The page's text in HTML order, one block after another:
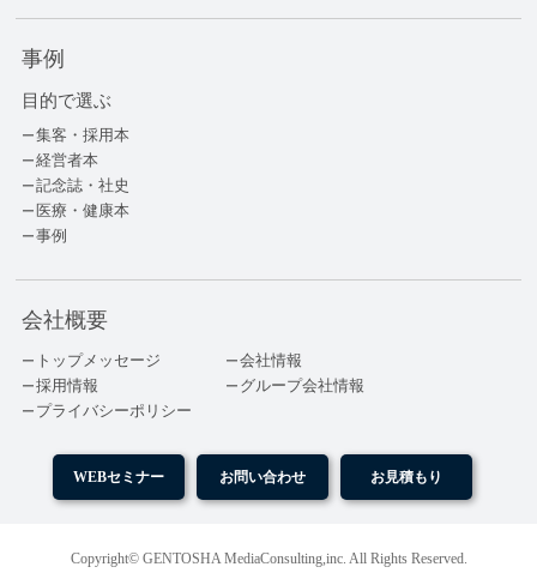
事例
目的で選ぶ
集客・採用本
経営者本
記念誌・社史
医療・健康本
事例
会社概要
トップメッセージ
会社情報
採用情報
グループ会社情報
プライバシーポリシー
WEBセミナー お問い合わせ お見積もり
Copyright© GENTOSHA MediaConsulting,inc. All Rights Reserved.